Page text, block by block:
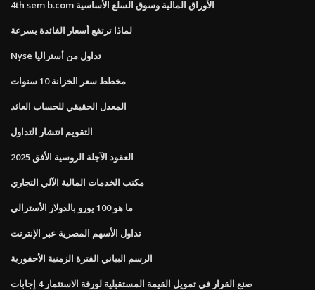
4th sem b.com الأوراق المالية وسوق السلع الأساسية
لماذا ترتفع أسعار الفائدة بسرعة
Nyse تداول من أستراليا
مخطط سعر الخزانة 10 سنوات
المعدل الحقيقي للحساب العائد
التقويم انتشار التداول
العقود الآجلة الروسية الأفق 2025
مكتب الخدمات المالية الآلي التجاري
ما هو 100 يورو بالدولار الأسترالي
تداول الأسهم المصرية عبر الإنترنت
الرسم البياني الفترة الزمنية الأحفورية
صنع القرار في تمويل القيمة المستقبلية لورقة الاستثمار 4 إجابات